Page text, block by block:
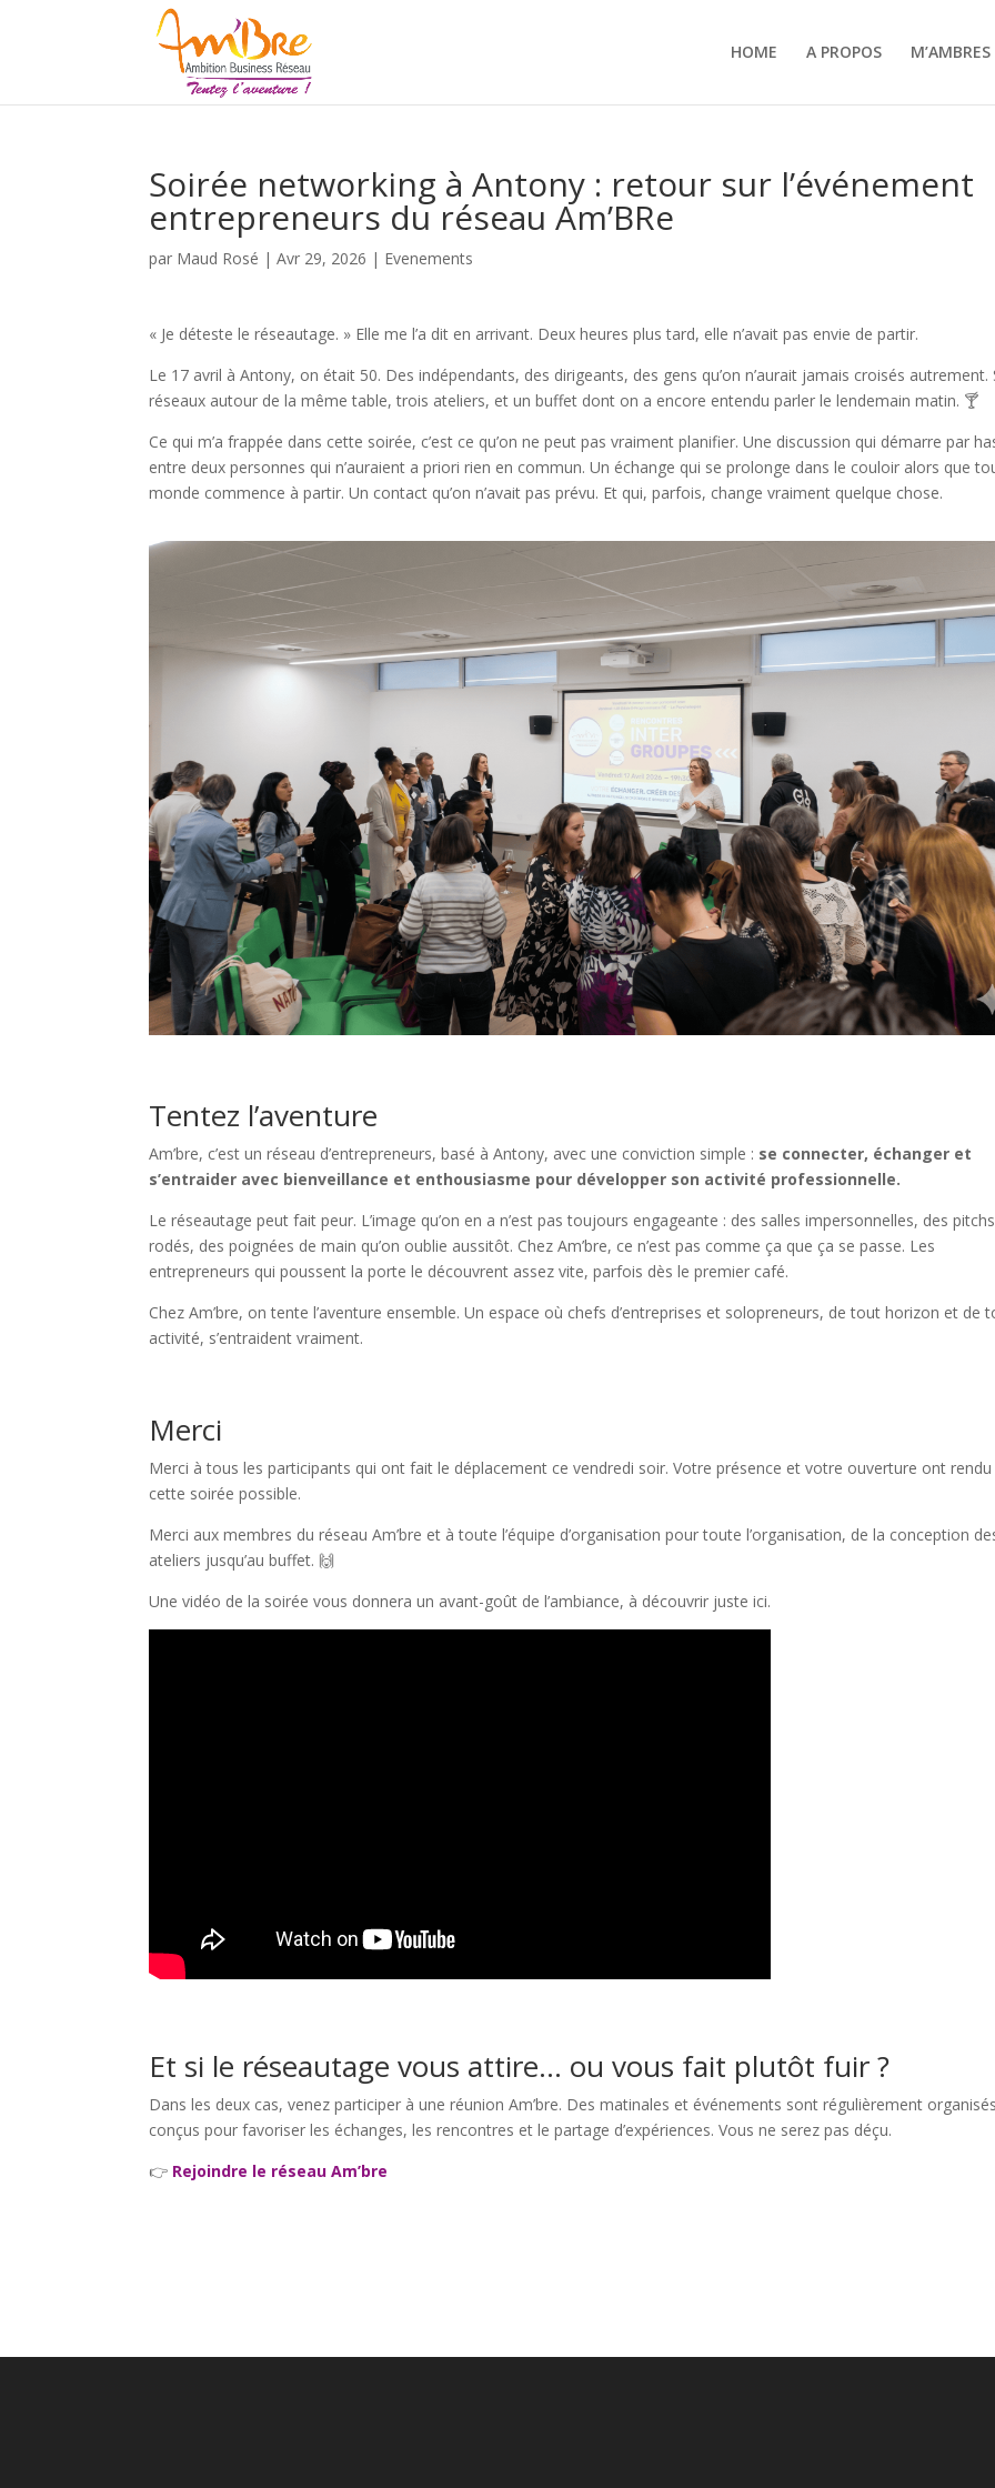
HOME A PROPOS M’AMBRES
Soirée networking à Antony : retour sur l’événement
entrepreneurs du réseau Am’BRe
par Maud Rosé |Avr 29, 2026 | Evenements
« Je déteste le réseautage. » Elle me l’a dit en arrivant. Deux heures plus tard, elle n’avait pas envie de partir.
Le 17 avril à Antony, on était 50. Des indépendants, des dirigeants, des gens qu’on n’aurait jamais croisés autrement.
réseaux autour de la même table, trois ateliers, et un buffet dont on a encore entendu parler le lendemain matin. 🍸
Ce qui m’a frappée dans cette soirée, c’est ce qu’on ne peut pas vraiment planifier. Une discussion qui démarre par
entre deux personnes qui n’auraient a priori rien en commun. Un échange qui se prolonge dans le couloir alors que
monde commence à partir. Un contact qu’on n’avait pas prévu. Et qui, parfois, change vraiment quelque chose.
Tentez l’aventure
Am’bre, c’est un réseau d’entrepreneurs, basé à Antony, avec une conviction simple : se connecter, échanger et
s’entraider avec bienveillance et enthousiasme pour développer son activité professionnelle.
Le réseautage peut fait peur. L’image qu’on en a n’est pas toujours engageante : des salles impersonnelles, des pitchs
rodés, des poignées de main qu’on oublie aussitôt. Chez Am’bre, ce n’est pas comme ça que ça se passe. Les
entrepreneurs qui poussent la porte le découvrent assez vite, parfois dès le premier café.
Chez Am’bre, on tente l’aventure ensemble. Un espace où chefs d’entreprises et solopreneurs, de tout horizon et de
activité, s’entraident vraiment.
Merci
Merci à tous les participants qui ont fait le déplacement ce vendredi soir. Votre présence et votre ouverture ont rendu
cette soirée possible.
Merci aux membres du réseau Am’bre et à toute l’équipe d’organisation pour toute l’organisation, de la conception
ateliers jusqu’au buffet. 🙌
Une vidéo de la soirée vous donnera un avant-goût de l’ambiance, à découvrir juste ici.
Et si le réseautage vous attire… ou vous fait plutôt fuir ?
Dans les deux cas, venez participer à une réunion Am’bre. Des matinales et événements sont régulièrement
conçus pour favoriser les échanges, les rencontres et le partage d’expériences. Vous ne serez pas déçu.
👉 Rejoindre le réseau Am’bre